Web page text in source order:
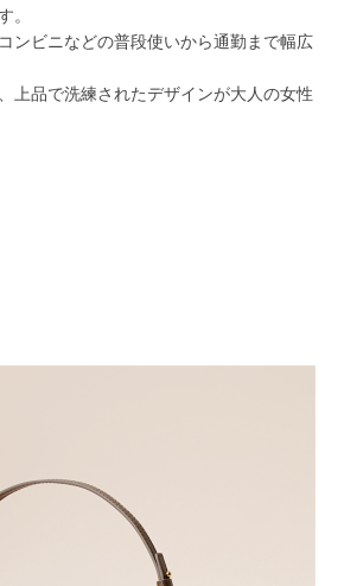
。
ンビニなどの普段使いから通勤まで幅広
上品で洗練されたデザインが大人の女性